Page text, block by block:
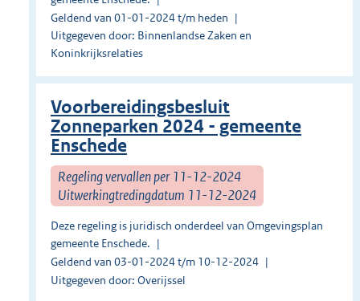
Geldend van 01-01-2024 t/m heden
Uitgegeven door: Binnenlandse Zaken en
Koninkrijksrelaties
Voorbereidingsbesluit
Zonneparken 2024 - gemeente
Enschede
Regeling vervallen per 11-12-2024
Uitwerkingtredingdatum 11-12-2024
Deze regeling is juridisch onderdeel van Omgevingsplan
gemeente Enschede.
Geldend van 03-01-2024 t/m 10-12-2024
Uitgegeven door: Overijssel